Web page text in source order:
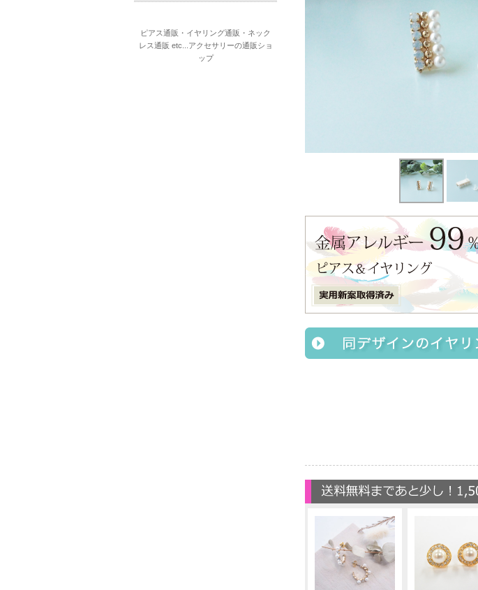
ピアス通販・イヤリング通販・ネック
レス通販 etc...アクセサリーの通販ショ
ップ